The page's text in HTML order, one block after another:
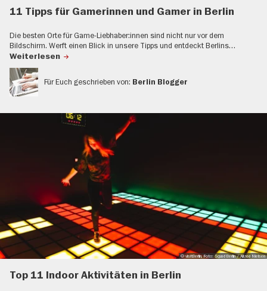
11 Tipps für Gamerinnen und Gamer in Berlin
Die besten Orte für Game-Liebhaber:innen sind nicht nur vor dem
Bildschirm. Werft einen Blick in unsere Tipps und entdeckt Berlins…
Weiterlesen
Für Euch geschrieben von: Berlin Blogger
© visitBerlin, Foto: Squad Berlin / Alizee Nielsen
Top 11 Indoor Aktivitäten in Berlin